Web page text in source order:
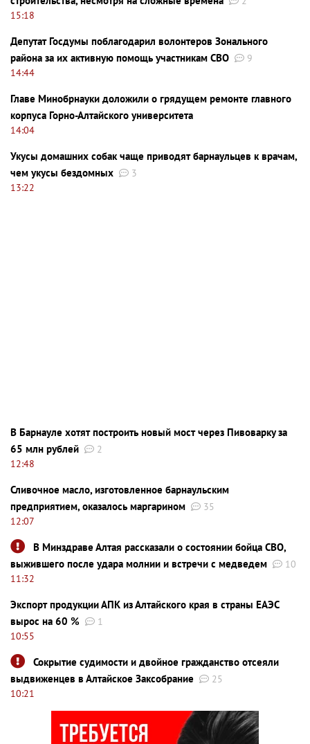
15:18
Депутат Госдумы поблагодарил волонтеров Зонального
района за их активную помощь участникам СВО
9
14:44
Главе Минобрнауки доложили о грядущем ремонте главного
корпуса Горно-Алтайского университета
14:04
Укусы домашних собак чаще приводят барнаульцев к врачам,
чем укусы бездомных
3
13:22
В Барнауле хотят построить новый мост через Пивоварку за
65 млн рублей
2
12:48
Сливочное масло, изготовленное барнаульским
предприятием, оказалось маргарином
35
12:07
В Минздраве Алтая рассказали о состоянии бойца СВО,
выжившего после удара молнии и встречи с медведем
10
11:32
Экспорт продукции АПК из Алтайского края в страны ЕАЭС
вырос на 60 %
1
10:55
Сокрытие судимости и двойное гражданство отсеяли
выдвиженцев в Алтайское Заксобрание
25
10:21